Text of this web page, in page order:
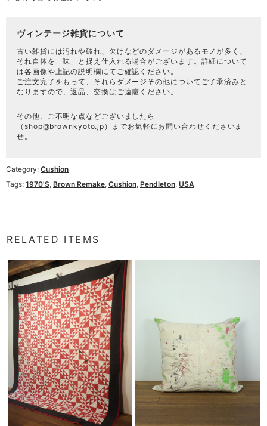
ヴィンテージ雑貨について
古い雑貨には汚れや破れ、欠けなどのダメージがあるモノが多く、
それ自体を「味」と捉え仕入れる場合がございます。詳細について
は各画像や上記の説明欄にてご確認ください。
ご注文完了をもって、それらダメージその他についてご了承済みと
なりますので、返品、交換はご遠慮ください。
その他、ご不明な点などございましたら
（ shop@brownkyoto.jp ）までお気軽にお問い合わせくださいま
せ。
Category: Cushion
Tags: 1970's, Brown Remake, Cushion, Pendleton, USA
RELATED ITEMS